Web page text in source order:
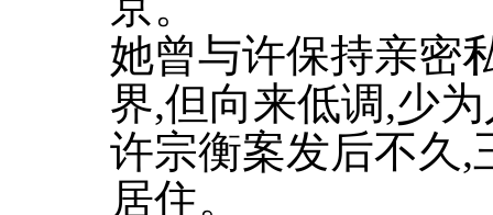
她曾与许保持亲密
界,但向来低调,少
许宗衡案发后不久,
居住。